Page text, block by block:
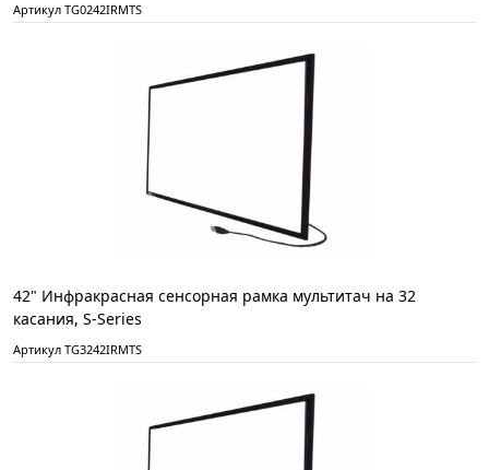
Артикул TG0242IRMTS
42" Инфракрасная сенсорная рамка мультитач на 32
касания, S-Series
Артикул TG3242IRMTS